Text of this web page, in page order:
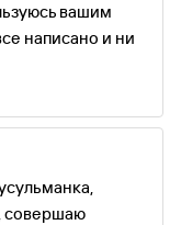
вашим
написано и ни
совершаю